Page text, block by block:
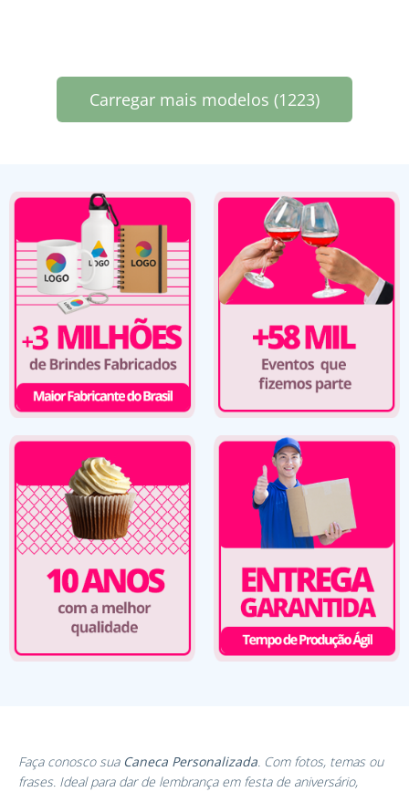
Carregar mais modelos (1223)
Faça conosco sua Caneca Personalizada. Com fotos, temas ou
frases. Ideal para dar de lembrança em festa de aniversário,